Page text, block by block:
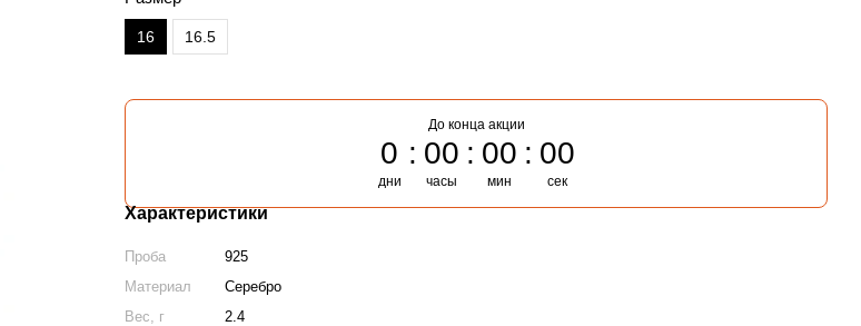
16 16.5
До конца акции
0
дни
00
часы
00
мин
00
сек
Характеристики
Проба
925
Материал
Серебро
Вес, г
2.4